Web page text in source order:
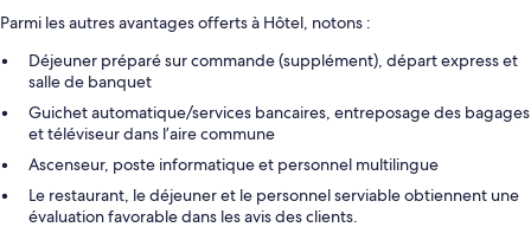
Parmi les autres avantages offerts à Hôtel, notons :
Déjeuner préparé sur commande (supplément), départ express et
salle de banquet
Guichet automatique/services bancaires, entreposage des bagages
et téléviseur dans l’aire commune
Ascenseur, poste informatique et personnel multilingue
Le restaurant, le déjeuner et le personnel serviable obtiennent une
évaluation favorable dans les avis des clients.